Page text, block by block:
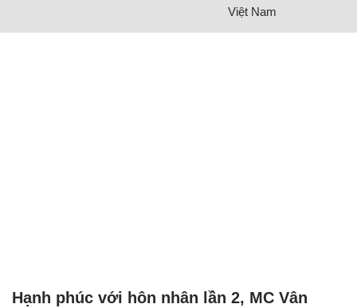
Việt Nam
Hạnh phúc với hôn nhân lần 2, MC Vân